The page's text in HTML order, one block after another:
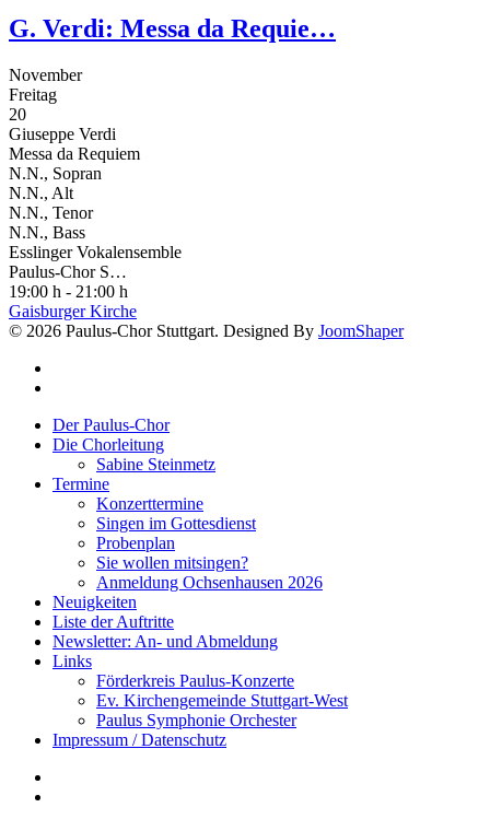
G. Verdi: Messa da Requie…
November
Freitag
20
Giuseppe Verdi
Messa da Requiem
N.N., Sopran
N.N., Alt
N.N., Tenor
N.N., Bass
Esslinger Vokalensemble
Paulus-Chor S…
19:00 h - 21:00 h
Gaisburger Kirche
© 2026 Paulus-Chor Stuttgart. Designed By JoomShaper
Der Paulus-Chor
Die Chorleitung
Sabine Steinmetz
Termine
Konzerttermine
Singen im Gottesdienst
Probenplan
Sie wollen mitsingen?
Anmeldung Ochsenhausen 2026
Neuigkeiten
Liste der Auftritte
Newsletter: An- und Abmeldung
Links
Förderkreis Paulus-Konzerte
Ev. Kirchengemeinde Stuttgart-West
Paulus Symphonie Orchester
Impressum / Datenschutz